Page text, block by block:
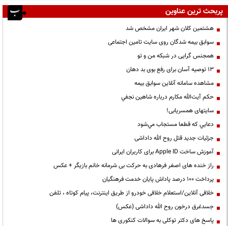
پربحث ترین عناوین
هشتمین کلان شهر ایران مشخص شد
سوابق بیمه شدگان روی سایت تامین اجتماعی
همجنس گرایی در شبکه من و تو
13 توصیه آسان برای رفع بوی بد دهان
مشاهده سامانه آنلاين سوابق بیمه
حكم آيت‌الله مكارم درباره شاهين نجفي
سایتهای همسریابی!
دعايي كه قطعا مستجاب مي‌شود
جزئیات جدید قتل روح الله داداشی
آموزش ساخت Apple ID برای کاربران ایرانی
راز خنده های اصغر فرهادی به حرکت بی شرمانه خانم بازیگر + عکس
پرداخت ۱۰۰ درصد پاداش پایان خدمت فرهنگیان
خلافی آنلاین/استعلام خلافی خودرو از طریق اینترنت، پیام کوتاه ، تلفن
جسدغرق درخون روح الله داداشی (عکس)
پاسخ های دکتر توکلی به سوالات کنکوری ها